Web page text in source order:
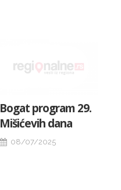
Bogat program 29.
Mišićevih dana
08/07/2025